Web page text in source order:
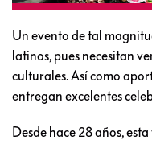
Un evento de tal
latinos, pues necesitan
culturales. Así como
entregan excelentes
Desde hace 28 años,